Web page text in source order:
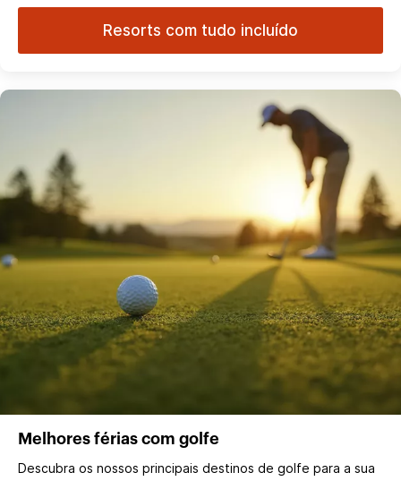
Resorts com tudo incluído
Melhores férias com golfe
Descubra os nossos principais destinos de golfe para a sua